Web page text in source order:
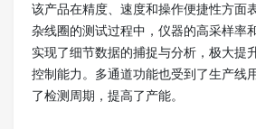
该产品在精度、速度和操作便捷性方面
杂线圈的测试过程中，仪器的高采样率
实现了细节数据的捕捉与分析，极大提
控制能力。多通道功能也受到了生产线
了检测周期，提高了产能。